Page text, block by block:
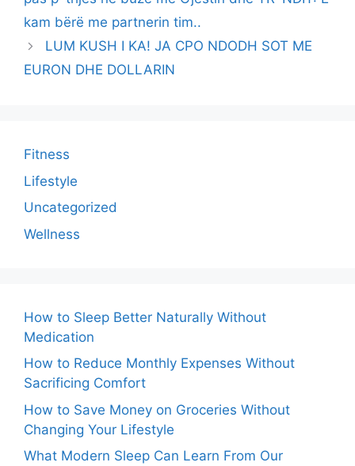
kam bërë me partnerin tim..
LUM KUSH I KA! JA CPO NDODH SOT ME
EURON DHE DOLLARIN
Fitness
Lifestyle
Uncategorized
Wellness
How to Sleep Better Naturally Without
Medication
How to Reduce Monthly Expenses Without
Sacrificing Comfort
How to Save Money on Groceries Without
Changing Your Lifestyle
What Modern Sleep Can Learn From Our